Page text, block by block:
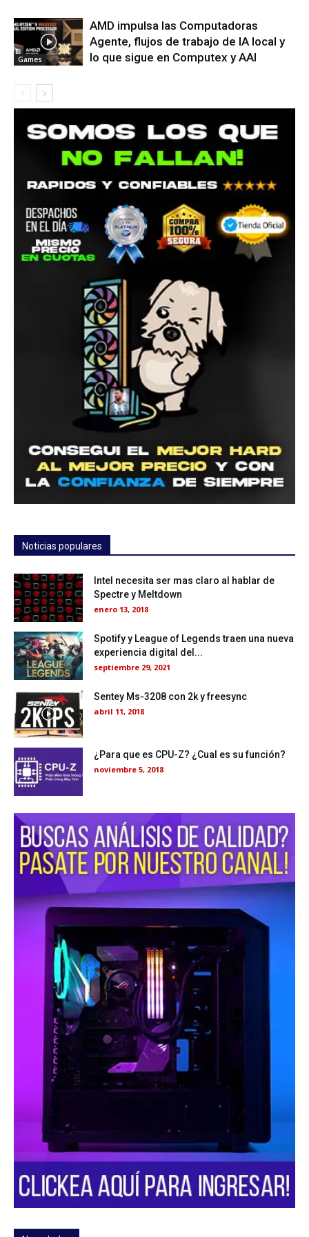
Games
AMD impulsa las Computadoras
Agente, flujos de trabajo de IA local y
lo que sigue en Computex y AAI
Noticias populares
Intel necesita ser mas claro al hablar de
Spectre y Meltdown
enero 13, 2018
Spotify y League of Legends traen una nueva
experiencia digital del...
septiembre 29, 2021
Sentey Ms-3208 con 2k y freesync
abril 11, 2018
¿Para que es CPU-Z? ¿Cual es su función?
noviembre 5, 2018